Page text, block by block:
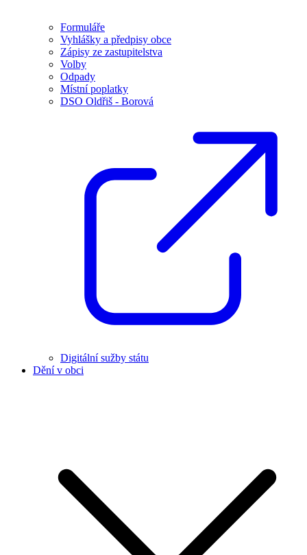
Formuláře
Vyhlášky a předpisy obce
Zápisy ze zastupitelstva
Volby
Odpady
Místní poplatky
DSO Oldřiš - Borová
Digitální sužby státu
Dění v obci